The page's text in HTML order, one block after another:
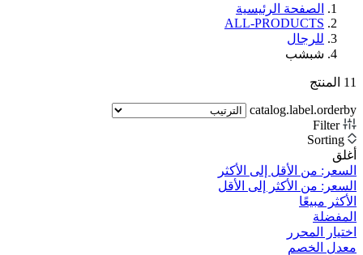
الصفحة الرئيسية
ALL-PRODUCTS
للرجال
شبشب
11 المنتج
catalog.label.orderby
Filter
Sorting
أغلق
السعر: من الأقل إلى الأكثر
السعر: من الأكثر إلى الأقل
الأكثر مبيعًا
المفضلة
اختيار المحرر
معدل الخصم‎